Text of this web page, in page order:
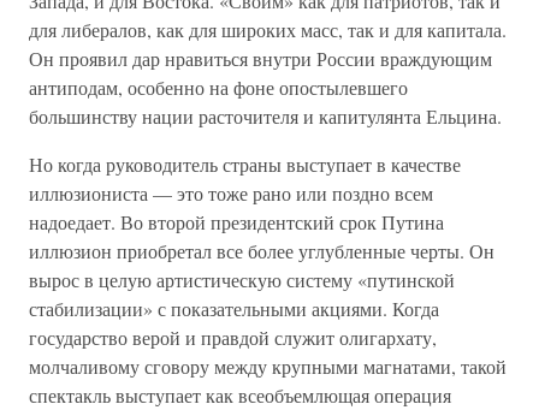
для либералов, как для широких масс, так и для капитала.
Он проявил дар нравиться внутри России враждующим
антиподам, особенно на фоне опостылевшего
большинству нации расточителя и капитулянта Ельцина.
Но когда руководитель страны выступает в качестве
иллюзиониста — это тоже рано или поздно всем
надоедает. Во второй президентский срок Путина
иллюзион приобретал все более углубленные черты. Он
вырос в целую артистическую систему «путинской
стабилизации» с показательными акциями. Когда
государство верой и правдой служит олигархату,
молчаливому сговору между крупными магнатами, такой
спектакль выступает как всеобъемлющая операция